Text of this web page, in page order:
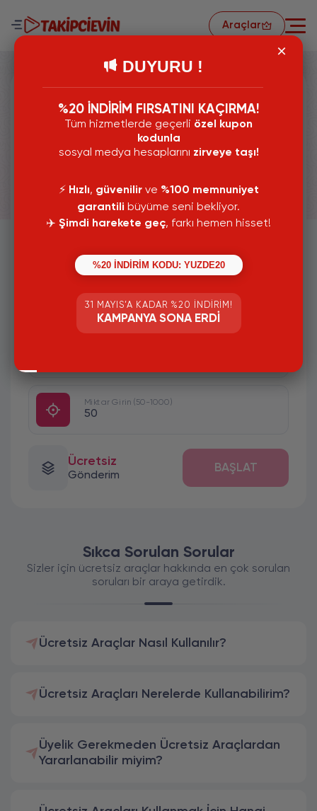
Araçlar
İnstagram Profil Fotoğrafı
Büyütme
Yüksek Kalite
Şifre Gerekmez
Tamamen Ücretsiz
Miktar Girin (50-1000)
Ücretsiz
Gönderim
BAŞLAT
Sıkca Sorulan Sorular
Sizler için ücretsiz araçlar hakkında en çok sorulan
soruları bir araya getirdik.
Ücretsiz Araçlar Nasıl Kullanılır?
Ücretsiz Araçları Nerelerde Kullanabilirim?
Üyelik Gerekmeden Ücretsiz Araçlardan
Yararlanabilir miyim?
DUYURU !
%20 İNDİRİM FIRSATINI KAÇIRMA!
Tüm hizmetlerde geçerli özel kupon
kodunla
sosyal medya hesaplarını zirveye taşı!
⚡️ Hızlı, güvenilirve %100 memnuniyet
garantili büyüme seni bekliyor.
✈️ Şimdi harekete geç, farkı hemen hisset!
%20 İNDİRİM KODU: YUZDE20
31 MAYIS’A KADAR %20 İNDIRIM!
KAMPANYA SONA ERDI